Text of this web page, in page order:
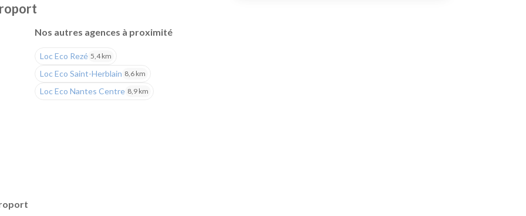
Nos autres agences à proximité
Loc Eco Rezé 5,4 km
Loc Eco Saint-Herblain 8,6 km
Loc Eco Nantes Centre 8,9 km